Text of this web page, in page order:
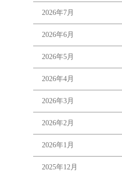
2026年7月
2026年6月
2026年5月
2026年4月
2026年3月
2026年2月
2026年1月
2025年12月